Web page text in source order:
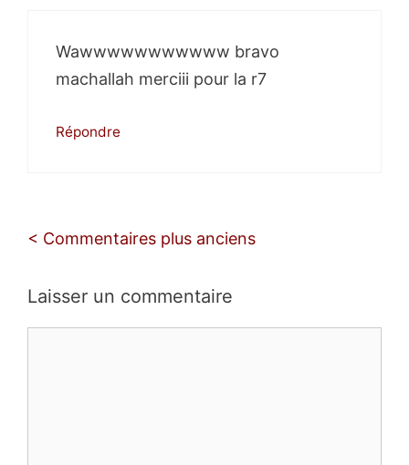
Wawwwwwwwwwww bravo
machallah merciii pour la r7
Répondre
Navigation
commentaires
< Commentaires plus anciens
Laisser un commentaire